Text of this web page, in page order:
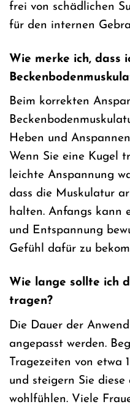
frei von schädlichen
für den internen
Wie merke ich, dass
Beim korrekten
Heben und
Wenn Sie eine Kugel
leichte Anspannung
dass die Muskulatur
halten. Anfangs kann
und Entspannung
Gefühl dafür zu
Wie lange sollte ich
tragen?
Die Dauer der
angepasst werden.
Tragezeiten von etwa
und steigern Sie
wohlfühlen. Viele